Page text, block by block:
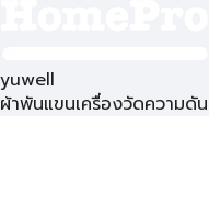
yuwell
ผ้าพันแขนเครื่องวัดความ